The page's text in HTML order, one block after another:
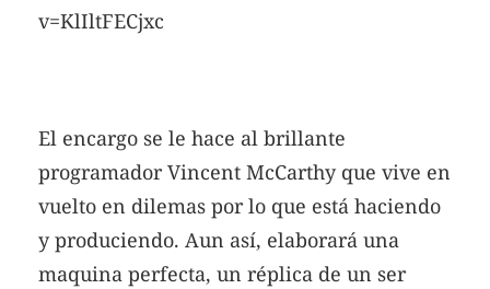
v=KlIltFECjxc
El encargo se le hace al brillante
programador Vincent McCarthy que vive en
vuelto en dilemas por lo que está haciendo
y produciendo. Aun así, elaborará una
maquina perfecta, un réplica de un ser